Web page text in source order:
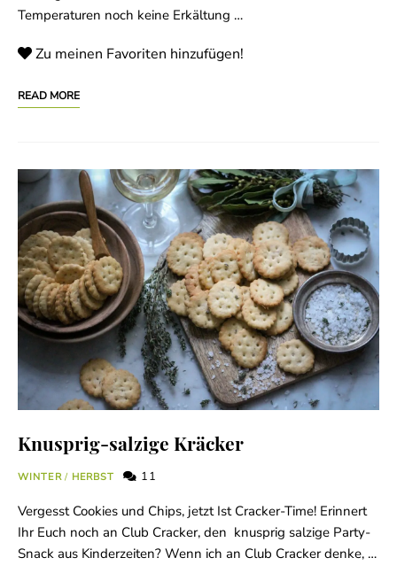
Temperaturen noch keine Erkältung …
Zu meinen Favoriten hinzufügen!
READ MORE
Knusprig-salzige Kräcker
WINTER/ HERBST 11
Vergesst Cookies und Chips, jetzt Ist Cracker-Time! Erinnert
Ihr Euch noch an Club Cracker, den knusprig salzige Party-
Snack aus Kinderzeiten? Wenn ich an Club Cracker denke, …